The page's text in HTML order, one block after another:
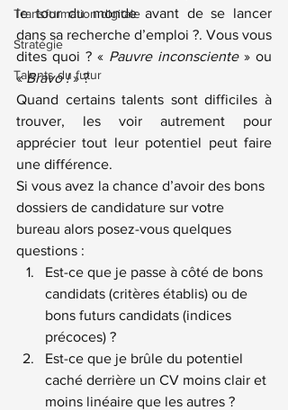
Transformation digitale
Stratégie
Talents du futur
le tour du monde avant de se lancer
dans sa recherche d’emploi ?. Vous vous
dites quoi ? « Pauvre inconsciente » ou
« Bravo ! » ?
Quand certains talents sont difficiles à
trouver, les voir autrement pour
apprécier tout leur potentiel peut faire
une différence.
Si vous avez la chance d’avoir des bons
dossiers de candidature sur votre
bureau alors posez-vous quelques
questions :
Est-ce que je passe à côté de bons
candidats (critères établis) ou de
bons futurs candidats (indices
précoces) ?
Est-ce que je brûle du potentiel
caché derrière un CV moins clair et
moins linéaire que les autres ?